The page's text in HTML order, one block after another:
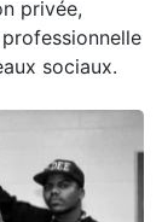
privée,
sociaux.